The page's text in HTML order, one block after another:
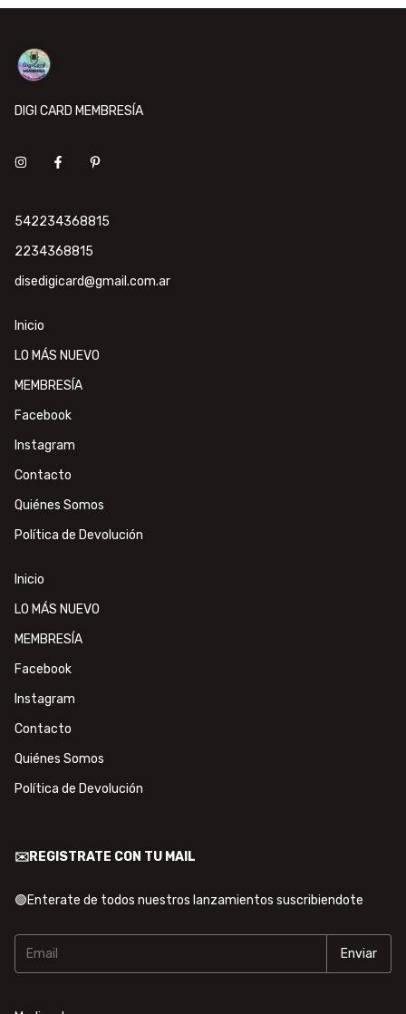
DIGI CARD MEMBRESÍA
542234368815
2234368815
disedigicard@gmail.com.ar
Inicio
LO MÁS NUEVO
MEMBRESÍA
Facebook
Instagram
Contacto
Quiénes Somos
Política de Devolución
Inicio
LO MÁS NUEVO
MEMBRESÍA
Facebook
Instagram
Contacto
Quiénes Somos
Política de Devolución
✉️REGISTRATE CON TU MAIL
🟢Enterate de todos nuestros lanzamientos suscribiendote